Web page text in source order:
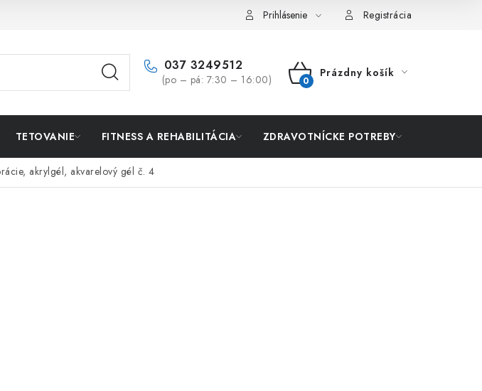
Prihlásenie Registrácia
037 3249512
(po – pá: 7:30 – 16:00)
NÁKUPNÝ
Prázdny košík
TETOVANIE FITNESS A REHABILITÁCIA ZDRAVOTNÍCKE POTREBY
akrylgél, akvarelový gél č. 4